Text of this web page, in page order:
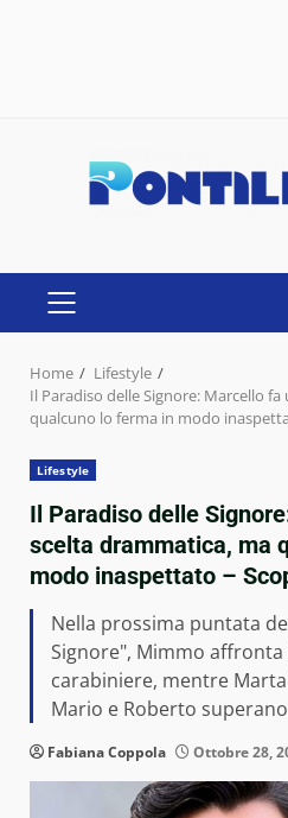
PRIMARY
Home
Lifestyle
Il Paradiso delle Signore: Marcello
qualcuno lo ferma in modo
Lifestyle
Il Paradiso delle
scelta drammatica, ma
modo inaspettato –
Nella prossima puntata
Signore", Mimmo
carabiniere, mentre
Mario e Roberto
Fabiana Coppola Ottobre 28,